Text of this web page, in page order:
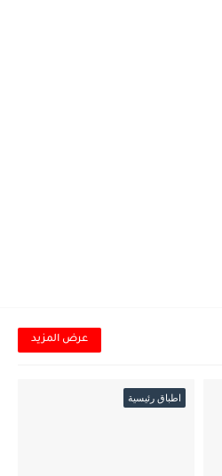
عرض المزيد
اطباق رئيسية